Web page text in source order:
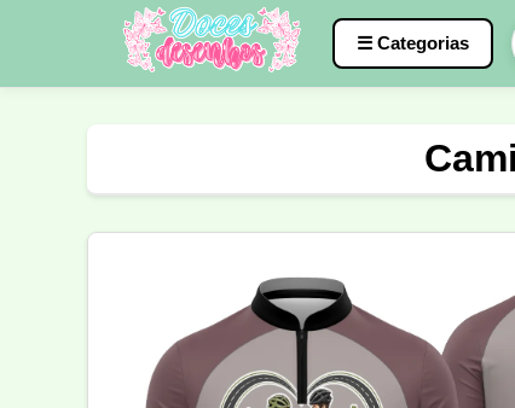
☰ Categorias
Natal
Motocross Ciclismo Nail